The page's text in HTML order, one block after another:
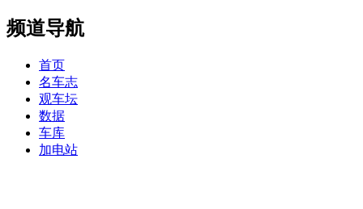
频道导航
首页
名车志
观车坛
数据
车库
加电站